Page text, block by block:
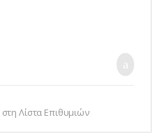
Λίστα Επιθυμιών